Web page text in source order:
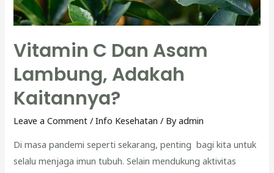
Vitamin C Dan Asam
Lambung, Adakah
Kaitannya?
Leave a Comment /Info Kesehatan / Byadmin
Di masa pandemi seperti sekarang, penting bagi kita untuk
selalu menjaga imun tubuh. Selain mendukung aktivitas